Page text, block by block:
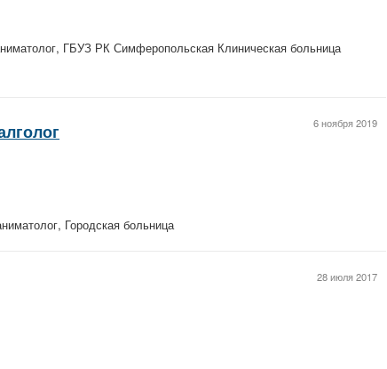
ГБУЗ РК Симферопольская Клиническая больница
6 ноября 2019
Городская больница
28 июля 2017